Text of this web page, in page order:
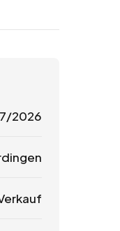
2026